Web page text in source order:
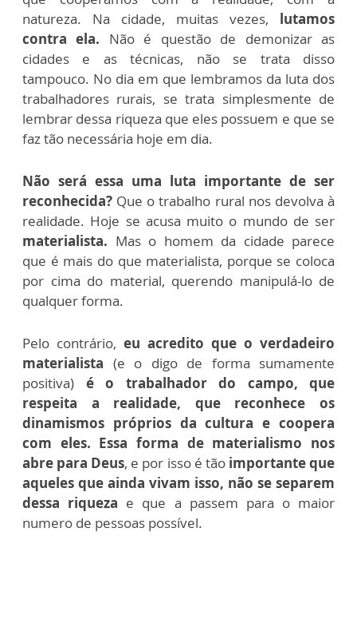
natureza. Na cidade, muitas vezes, lutamos
contra ela. Não é questão de demonizar as
cidades e as técnicas, não se trata disso
tampouco. No dia em que lembramos da luta dos
trabalhadores rurais, se trata simplesmente de
lembrar dessa riqueza que eles possuem e que se
faz tão necessária hoje em dia.
Não será essa uma luta importante de ser
reconhecida? Que o trabalho rural nos devolva à
realidade. Hoje se acusa muito o mundo de ser
materialista. Mas o homem da cidade parece
que é mais do que materialista, porque se coloca
por cima do material, querendo manipulá-lo de
qualquer forma.
Pelo contrário, eu acredito que o verdadeiro
materialista (e o digo de forma sumamente
positiva) é o trabalhador do campo, que
respeita a realidade, que reconhece os
dinamismos próprios da cultura e coopera
com eles. Essa forma de materialismo nos
abre para Deus, e por isso é tão importante que
aqueles que ainda vivam isso, não se separem
dessa riqueza e que a passem para o maior
numero de pessoas possível.